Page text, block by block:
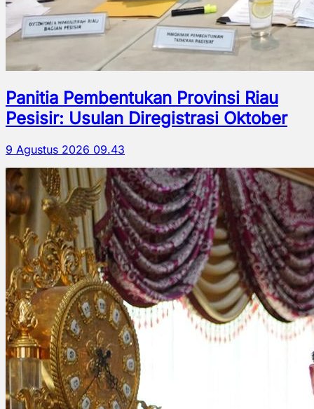
Panitia Pembentukan Provinsi Riau
Pesisir: Usulan Diregistrasi Oktober
9 Agustus 2026 09.43